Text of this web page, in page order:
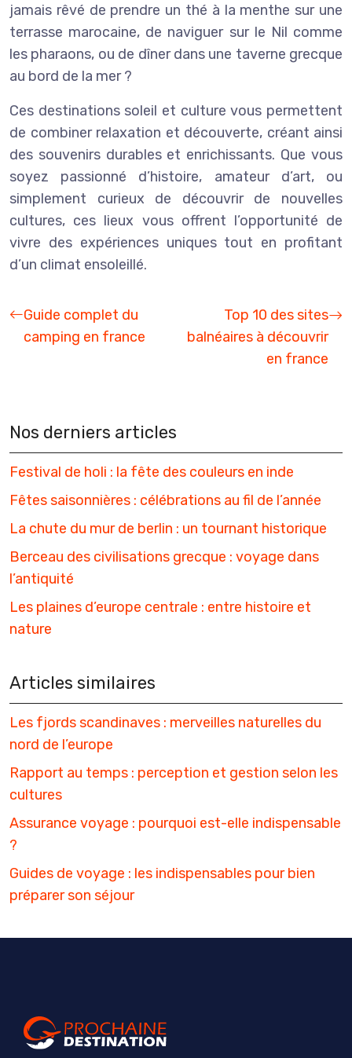
jamais rêvé de prendre un thé à la menthe sur une
terrasse marocaine, de naviguer sur le Nil comme
les pharaons, ou de dîner dans une taverne grecque
au bord de la mer ?
Ces destinations soleil et culture vous permettent
de combiner relaxation et découverte, créant ainsi
des souvenirs durables et enrichissants. Que vous
soyez passionné d’histoire, amateur d’art, ou
simplement curieux de découvrir de nouvelles
cultures, ces lieux vous offrent l’opportunité de
vivre des expériences uniques tout en profitant
d’un climat ensoleillé.
Guide complet du
camping en france
Top 10 des sites
balnéaires à découvrir
en france
Nos derniers articles
Festival de holi : la fête des couleurs en inde
Fêtes saisonnières : célébrations au fil de l’année
La chute du mur de berlin : un tournant historique
Berceau des civilisations grecque : voyage dans
l’antiquité
Les plaines d’europe centrale : entre histoire et
nature
Articles similaires
Les fjords scandinaves : merveilles naturelles du
nord de l’europe
Rapport au temps : perception et gestion selon les
cultures
Assurance voyage : pourquoi est-elle indispensable
?
Guides de voyage : les indispensables pour bien
préparer son séjour